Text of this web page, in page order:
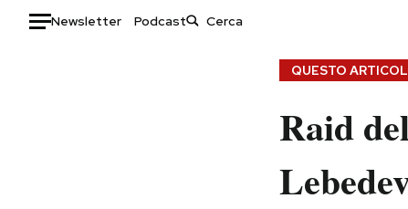
Newsletter Podcast
QUESTO
Raid